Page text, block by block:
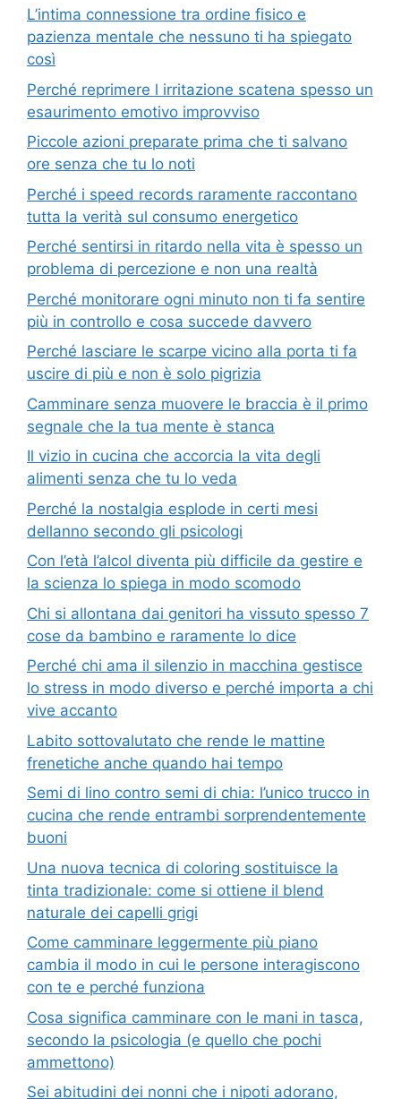
L’intima connessione tra ordine fisico e
pazienza mentale che nessuno ti ha spiegato
così
Perché reprimere l irritazione scatena spesso un
esaurimento emotivo improvviso
Piccole azioni preparate prima che ti salvano
ore senza che tu lo noti
Perché i speed records raramente raccontano
tutta la verità sul consumo energetico
Perché sentirsi in ritardo nella vita è spesso un
problema di percezione e non una realtà
Perché monitorare ogni minuto non ti fa sentire
più in controllo e cosa succede davvero
Perché lasciare le scarpe vicino alla porta ti fa
uscire di più e non è solo pigrizia
Camminare senza muovere le braccia è il primo
segnale che la tua mente è stanca
Il vizio in cucina che accorcia la vita degli
alimenti senza che tu lo veda
Perché la nostalgia esplode in certi mesi
dellanno secondo gli psicologi
Con l’età l’alcol diventa più difficile da gestire e
la scienza lo spiega in modo scomodo
Chi si allontana dai genitori ha vissuto spesso 7
cose da bambino e raramente lo dice
Perché chi ama il silenzio in macchina gestisce
lo stress in modo diverso e perché importa a chi
vive accanto
Labito sottovalutato che rende le mattine
frenetiche anche quando hai tempo
Semi di lino contro semi di chia: l’unico trucco in
cucina che rende entrambi sorprendentemente
buoni
Una nuova tecnica di coloring sostituisce la
tinta tradizionale: come si ottiene il blend
naturale dei capelli grigi
Come camminare leggermente più piano
cambia il modo in cui le persone interagiscono
con te e perché funziona
Cosa significa camminare con le mani in tasca,
secondo la psicologia (e quello che pochi
ammettono)
Sei abitudini dei nonni che i nipoti adorano,